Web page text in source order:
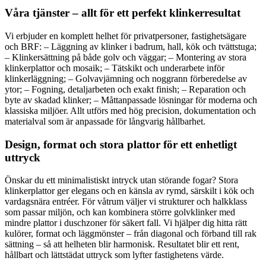
Våra tjänster – allt för ett perfekt klinkerresultat
Vi erbjuder en komplett helhet för privatpersoner, fastighetsägare
och BRF: – Läggning av klinker i badrum, hall, kök och tvättstuga;
– Klinkersättning på både golv och väggar; – Montering av stora
klinkerplattor och mosaik; – Tätskikt och underarbete inför
klinkerläggning; – Golvavjämning och noggrann förberedelse av
ytor; – Fogning, detaljarbeten och exakt finish; – Reparation och
byte av skadad klinker; – Måttanpassade lösningar för moderna och
klassiska miljöer. Allt utförs med hög precision, dokumentation och
materialval som är anpassade för långvarig hållbarhet.
Design, format och stora plattor för ett enhetligt
uttryck
Önskar du ett minimalistiskt intryck utan störande fogar? Stora
klinkerplattor ger elegans och en känsla av rymd, särskilt i kök och
vardagsnära entréer. För våtrum väljer vi strukturer och halkklass
som passar miljön, och kan kombinera större golvklinker med
mindre plattor i duschzoner för säkert fall. Vi hjälper dig hitta rätt
kulörer, format och läggmönster – från diagonal och förband till rak
sättning – så att helheten blir harmonisk. Resultatet blir ett rent,
hållbart och lättstädat uttryck som lyfter fastighetens värde.